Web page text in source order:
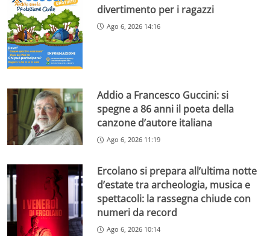
divertimento per i ragazzi
Ago 6, 2026 14:16
Addio a Francesco Guccini: si
spegne a 86 anni il poeta della
canzone d’autore italiana
Ago 6, 2026 11:19
Ercolano si prepara all’ultima notte
d’estate tra archeologia, musica e
spettacoli: la rassegna chiude con
numeri da record
Ago 6, 2026 10:14